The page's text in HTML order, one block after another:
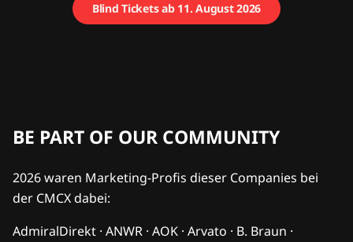
Blind Tickets ab 11. August 2026
BE PART OF OUR COMMUNITY
2026 waren Marketing-Profis dieser Companies bei
der CMCX dabei:
AdmiralDirekt · ANWR · AOK · Arvato · B. Braun ·